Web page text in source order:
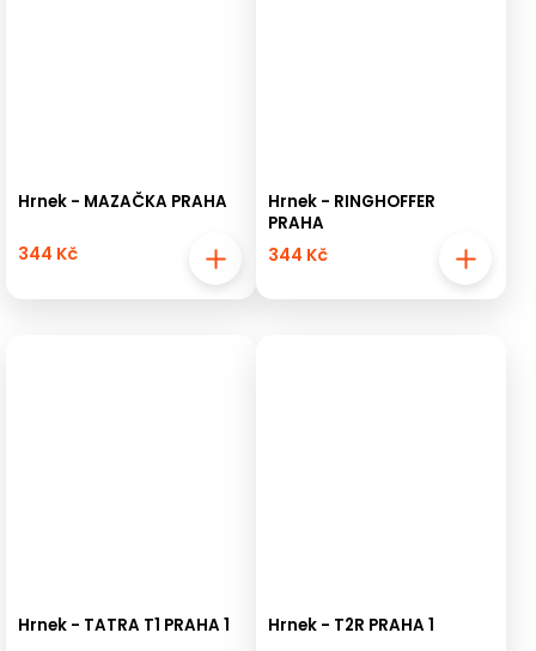
Hrnek - MAZAČKA PRAHA
344 Kč
Hrnek - RINGHOFFER
PRAHA
344 Kč
Hrnek - TATRA T1 PRAHA 1 Hrnek - T2R PRAHA 1